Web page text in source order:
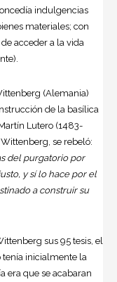
indulgencias
materiales; con
acceder a la vida
(Alemania)
de la basílica
Lutero (1483-
se rebeló:
del purgatorio por
y sí lo hace por el
a construir su
sus 95 tesis, el
inicialmente la
era que se acabaran